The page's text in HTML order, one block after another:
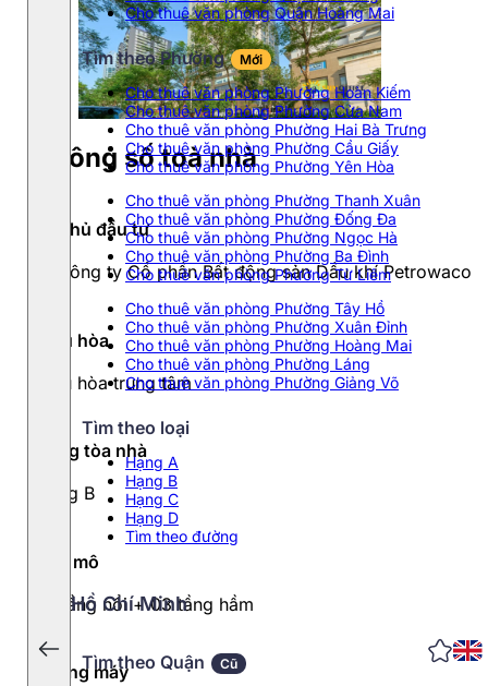
Cho thuê văn phòng Quận Hoàng Mai
Tìm theo Phường Mới
Cho thuê văn phòng Phường Hoàn Kiếm
Cho thuê văn phòng Phường Cửa Nam
Cho thuê văn phòng Phường Hai Bà Trưng
Cho thuê văn phòng Phường Cầu Giấy
Cho thuê văn phòng Phường Yên Hòa
Cho thuê văn phòng Phường Thanh Xuân
Cho thuê văn phòng Phường Đống Đa
Cho thuê văn phòng Phường Ngọc Hà
Cho thuê văn phòng Phường Ba Đình
Cho thuê văn phòng Phường Từ Liêm
Cho thuê văn phòng Phường Tây Hồ
Cho thuê văn phòng Phường Xuân Đỉnh
Cho thuê văn phòng Phường Hoàng Mai
Cho thuê văn phòng Phường Láng
Cho thuê văn phòng Phường Giảng Võ
Tìm theo loại
Hạng A
Hạng B
Hạng C
Hạng D
Tìm theo đường
Hồ Chí Minh
Tìm theo Quận Cũ
Thông số toà nhà
Chủ đầu tư
Công ty Cổ phần Bất động sản Dầu khí Petrowaco
Điều hòa
Điều hòa trung tâm
Hạng tòa nhà
Hạng B
Quy mô
27 tầng nổi + 03 tầng hầm
Thang máy